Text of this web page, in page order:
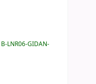
B-LNR06-GIDAN-